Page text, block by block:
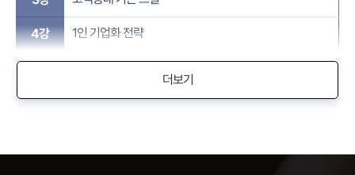
4강 1인 기업화 전략
더보기